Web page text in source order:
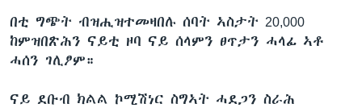
በቲ ግጭት ብዝሒዝተመዛበሉ ሰባት ኣስታት 20,000
ከምዝበጽሕን ናይቲ ዞባ ናይ ሰላምን ፀጥታን ሓላፊ ኣቶ
ሓሰን ገሊፆም።
ናይ ደቡብ ክልል ኮሚሽነር ስግኣት ሓደጋን ስራሕ